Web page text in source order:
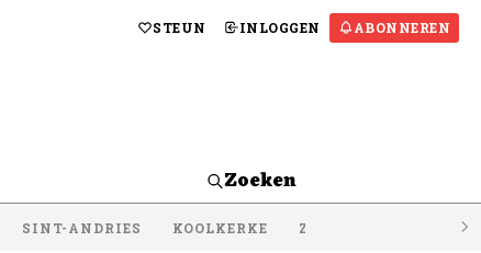
STEUN INLOGGEN ABONNEREN
Zoeken
SINT-ANDRIES KOOLKERKE ZEEBRUGGE